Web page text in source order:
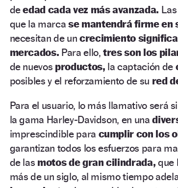
deedad cada vez más avanzada.
que la marca se mantendrá firme en
necesitan de un crecimiento
mercados. Para ello,tres son los
de nuevos productos, la captación de
posibles y el reforzamiento de su red
Para el usuario, lo más llamativo será
la gama Harley-Davidson, en una
imprescindible para cumplir con los
garantizan todos los esfuerzos para
de las motos de gran cilindrada, que
más de un siglo, al mismo tiempo